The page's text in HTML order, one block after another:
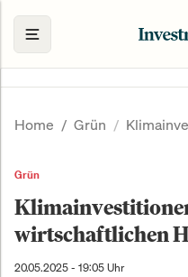
Home Grün
Grün
wirtschaftlichen
20.05.2025 - 19:05 Uhr